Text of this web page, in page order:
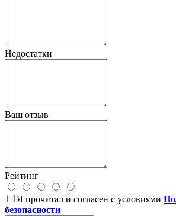
Недостатки
Ваш отзыв
Рейтинг
Я прочитал и согласен с условиями
безопасности